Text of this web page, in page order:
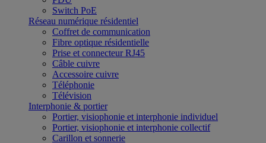
Switch PoE
Réseau numérique résidentiel
Coffret de communication
Fibre optique résidentielle
Prise et connecteur RJ45
Câble cuivre
Accessoire cuivre
Téléphonie
Télévision
Interphonie & portier
Portier, visiophonie et interphonie individuel
Portier, visiophonie et interphonie collectif
Carillon et sonnerie